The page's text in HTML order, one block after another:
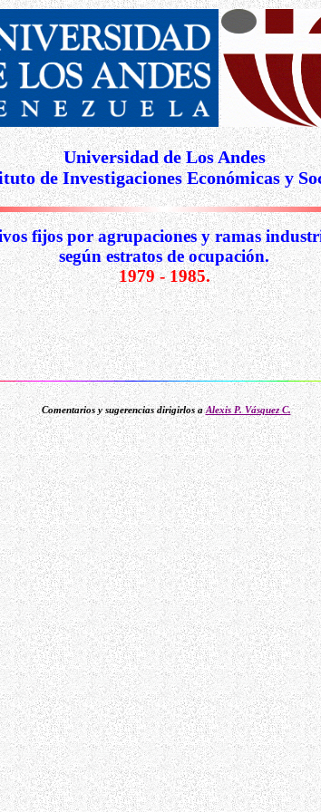
Universidad de Los Andes
de Investigaciones Económicas y
fijos por agrupaciones y ramas
según estratos de ocupación.
1979 - 1985.
Comentarios y sugerencias dirigirlos aAlexis P. Vásquez C.